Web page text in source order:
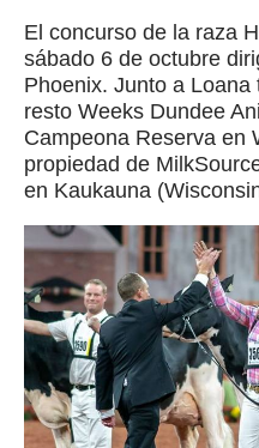
El concurso de la raza
sábado 6 de octubre
Phoenix. Junto a Loana
resto Weeks Dundee
Campeona Reserva en
propiedad de
en Kaukauna